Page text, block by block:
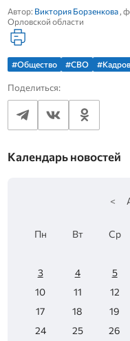
Автор: Виктория Борзенкова,
Орловской области
#Общество #СВО
Поделиться:
Календарь новостей
<
Пн Вт Ср
3
4 5
10
11 12
17
18 19
24
25 26